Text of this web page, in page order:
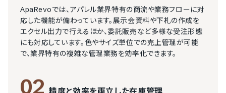
ApaRevoでは、アパレル業界特有の商流や業務フローに対
応した機能が備わっています。展示会資料や下札の作成を
エクセル出力で行えるほか、委託販売など多様な受注形態
にも対応しています。色やサイズ単位での売上管理が可能
で、業界特有の複雑な管理業務を効率化できます。
02 精度と効率を両立した在庫管理